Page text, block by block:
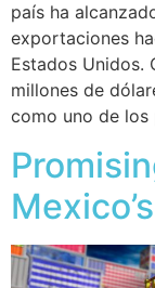
país ha
exportaciones
Estados Unidos.
millones de
como uno de